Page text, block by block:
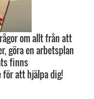
om allt från att
göra en arbetsplan
finns
att hjälpa dig!